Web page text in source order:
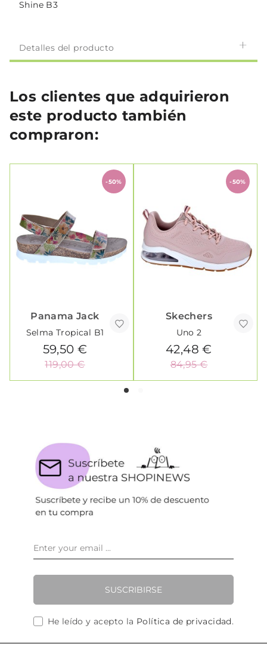
Shine B3
Detalles del producto
Los clientes que adquirieron
este producto también
compraron:
-50%
Panama Jack
Selma Tropical B1
59,50 €
119,00 €
-50%
Skechers
Uno 2
42,48 €
84,95 €
SUSCRIBIRSE
He leído y acepto la Política de privacidad.